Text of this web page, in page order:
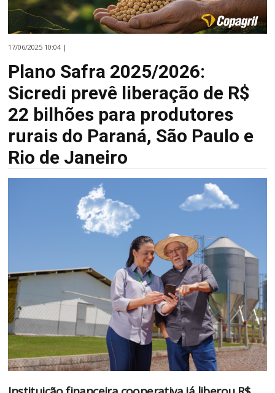
17/06/2025 10:04 |
Plano Safra 2025/2026:
Sicredi prevê liberação de R$
22 bilhões para produtores
rurais do Paraná, São Paulo e
Rio de Janeiro